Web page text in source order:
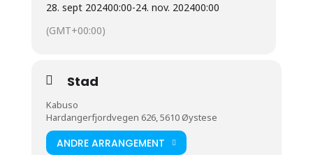
28. sept 202400:00-24. nov. 202400:00
(GMT+00:00)
Stad
Kabuso
Hardangerfjordvegen 626, 5610 Øystese
ANDRE ARRANGEMENT